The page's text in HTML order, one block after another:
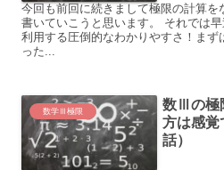
今回も前回に続きまして極限の計算を
書いていこうと思います。 それでは
利用する圧倒的なわかりやすさ！まず
った...
数学Ⅲ極限 数Ⅲの極
方は感覚
話）